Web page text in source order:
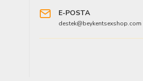
E-POSTA
destek@beykentsexshop.com